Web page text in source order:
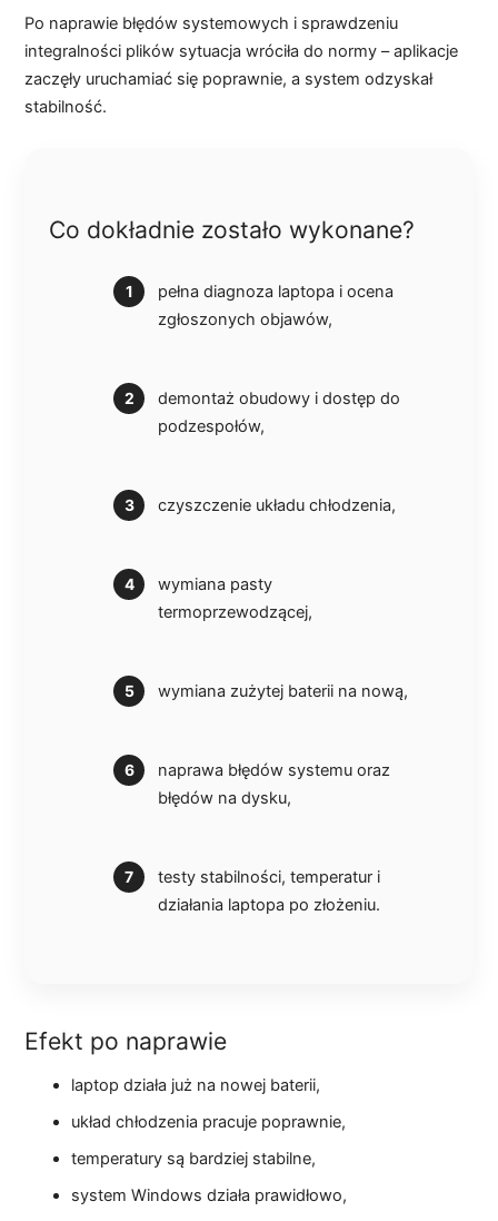
Po naprawie błędów systemowych i sprawdzeniu
integralności plików sytuacja wróciła do normy – aplikacje
zaczęły uruchamiać się poprawnie, a system odzyskał
stabilność.
Co dokładnie zostało wykonane?
pełna diagnoza laptopa i ocena
zgłoszonych objawów,
demontaż obudowy i dostęp do
podzespołów,
czyszczenie układu chłodzenia,
wymiana pasty
termoprzewodzącej,
wymiana zużytej baterii na nową,
naprawa błędów systemu oraz
błędów na dysku,
testy stabilności, temperatur i
działania laptopa po złożeniu.
Efekt po naprawie
laptop działa już na nowej baterii,
układ chłodzenia pracuje poprawnie,
temperatury są bardziej stabilne,
system Windows działa prawidłowo,